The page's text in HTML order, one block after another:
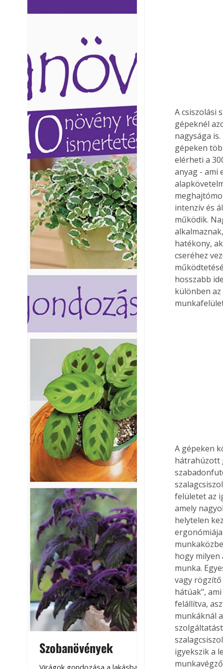
Szobanövények
Virágoskert:
teraszon,
A csiszolási
gépeknél
nagysága
gépeken
elérheti a
anyag - ami
intenzív és
működik.
hatékony,
cseréhez
hosszabb
különben
A gépeken
hátrahúzott
felületet az
amely
helytelen
hogy milyen
munka.
vagy rögzítő
hátúak",
felállítva,
munkáknál
igyekszik a